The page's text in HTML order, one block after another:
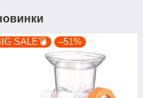
SALE💣 –51%